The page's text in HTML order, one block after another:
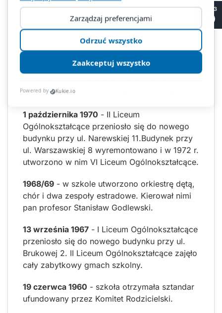
Liceum Ogólnokształcącemu w Białymstoku
nadano imię Bohaterów 9 Drezdeńskiej Dywizji
Piechoty (ta formacja Ludowego Wojska
Polskiego utworzona została jesienią 1944 r. w
okolicach Białegostoku).
minister oświaty i wychowania Jerzy Kuberski.
1 października 1970 - II Liceum
Ogólnokształcące przeniosło się do nowego
budynku przy ul. Narewskiej 11.Budynek przy
ul. Warszawskiej 8 wyremontowano i w 1972 r.
utworzono w nim VI Liceum Ogólnokształcące.
1968/69 - w szkole utworzono orkiestrę dętą,
chór i dwa zespoły estradowe. Kierował nimi
pan profesor Stanisław Godlewski.
13 września 1967 - I Liceum Ogólnokształcące
przeniosło się do nowego budynku przy ul.
Brukowej 2. II Liceum Ogólnokształcące zajęło
cały zabytkowy gmach szkolny.
19 czerwca 1960 - szkoła otrzymała sztandar
ufundowany przez Komitet Rodzicielski.
SP 53